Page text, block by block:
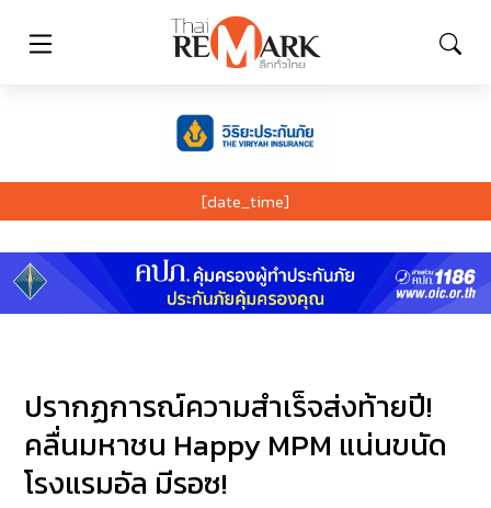
[date_time]
ปรากฏการณ์ความสำเร็จส่งท้ายปี!
คลื่นมหาชน Happy MPM แน่นขนัด
โรงแรมอัล มีรอซ!